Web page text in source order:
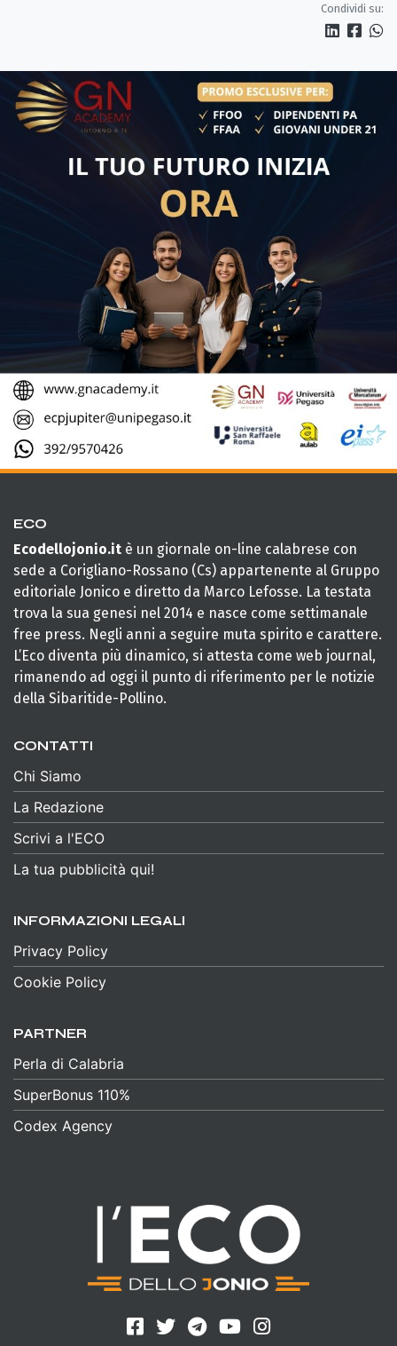
Condividi su:
ECO
Ecodellojonio.it è un giornale on-line calabrese con
sede a Corigliano-Rossano (Cs) appartenente al Gruppo
editoriale Jonico e diretto da Marco Lefosse. La testata
trova la sua genesi nel 2014 e nasce come settimanale
free press. Negli anni a seguire muta spirito e carattere.
L’Eco diventa più dinamico, si attesta come web journal,
rimanendo ad oggi il punto di riferimento per le notizie
della Sibaritide-Pollino.
CONTATTI
Chi Siamo
La Redazione
Scrivi a l'ECO
La tua pubblicità qui!
INFORMAZIONI LEGALI
Privacy Policy
Cookie Policy
PARTNER
Perla di Calabria
SuperBonus 110%
Codex Agency